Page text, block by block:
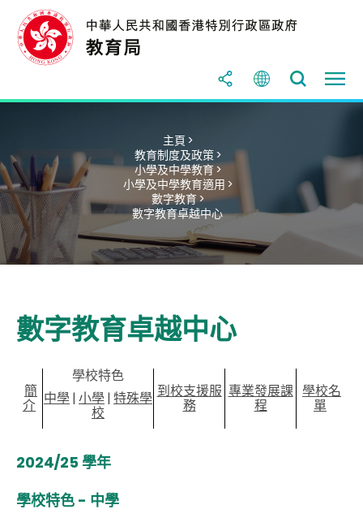
主頁 >
教育制度及政策 >
小學及中學教育 >
小學及中學教育適用 >
數字教育 >
數字教育卓越中心
數字教育卓越中心
簡
介
學校特色
中學|小學|特殊學
校
到校支援服
務
專業發展課
程
學校名
單
2024/25 學年
學校特色 - 中學